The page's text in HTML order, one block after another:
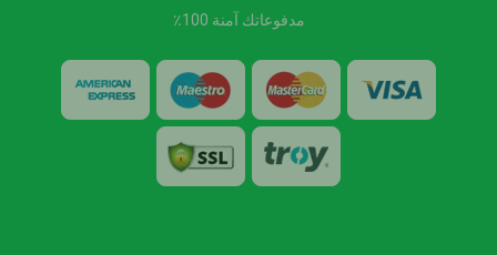
مدفوعاتك آمنة 100٪